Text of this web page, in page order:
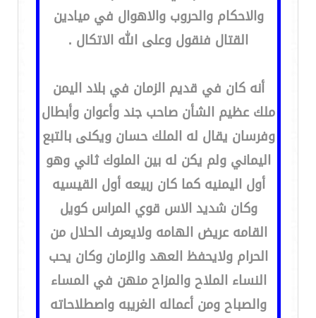
والاحكام والحروب والاهوال في ميادين
القتال فنقول وعلى الله الاتكال .
أنه كان في قديم الزمان في بلاد اليمن
ملك عظيم الشأن صاحب جند وأعوان وأبطال
وفرسان يقال له الملك حسان ويكنى بالتبع
اليماني ولم يكن له بين الملوك ثاني وهو
أول اليمنيه كما كان ربيعه أول القيسيه
وكان شديد الاس قوي المراس كويل
القامه عريض الهامه ولايعرف الحلال من
الحرام ولايحفظ العهد والزمان وكان يحب
النساء الملاح والمزاح منهن في المساء
والصباح ومن أعماله الغريبه واصطلاحاته